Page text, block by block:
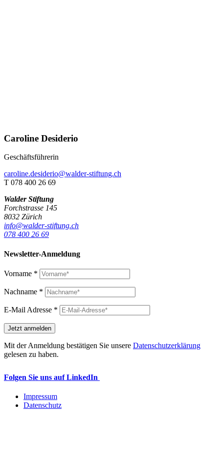
Caroline Desiderio
Geschäftsführerin
caroline.desiderio@walder-stiftung.ch
T 078 400 26 69
Walder Stiftung
Forchstrasse 145
8032 Zürich
info@walder-stiftung.ch
078 400 26 69
Newsletter-Anmeldung
Vorname *
Nachname *
E-Mail Adresse *
Mit der Anmeldung bestätigen Sie unsere Datenschutzerklärung
gelesen zu haben.
Folgen Sie uns auf LinkedIn
Impressum
Datenschutz